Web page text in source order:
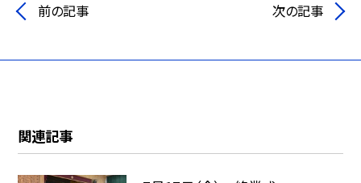
前の記事 次の記事
関連記事